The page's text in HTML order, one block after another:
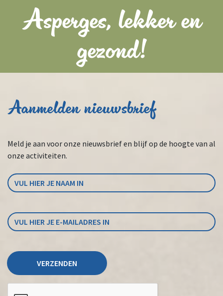
Asperges, lekker en
gezond!
Aanmelden nieuwsbrief
Meld je aan voor onze nieuwsbrief en blijf op de hoogte van al
onze activiteiten.